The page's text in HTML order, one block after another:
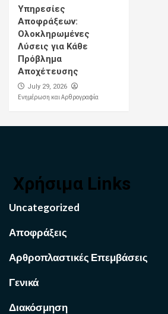
Υπηρεσίες
Αποφράξεων:
Ολοκληρωμένες
Λύσεις για Κάθε
Πρόβλημα
Αποχέτευσης
July 29, 2026
Ενημέρωση και Αρθρογραφία
Χρήσιμα Links
Uncategorized
Αποφράξεις
Αρθροπλαστικές Επεμβάσεις
Γενικά
Διακόσμηση